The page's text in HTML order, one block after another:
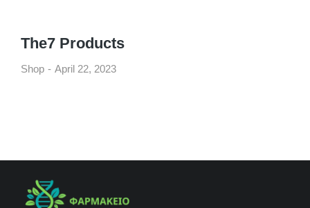
The7 Products
Shop April 22, 2023